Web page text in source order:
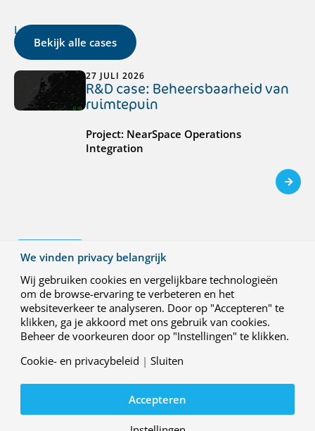
Laatste cases
Bekijk alle cases
27 JULI 2026
R&D case: Beheersbaarheid van
ruimtepuin
Project: NearSpace Operations
Integration
R&D case: Waterstof-elektrische
aandrijving voor klimaatneutrale
regionale luchtvaart
Project: HEROPS (Hydrogen-Electric Zero
Emission Propulsion System)
We vinden privacy belangrijk
Wij gebruiken cookies en vergelijkbare technologieën
om de browse-ervaring te verbeteren en het
websiteverkeer te analyseren. Door op "Accepteren" te
klikken, ga je akkoord met ons gebruik van cookies.
Beheer de voorkeuren door op "Instellingen" te klikken.
Cookie- en privacybeleid |Sluiten
Accepteren